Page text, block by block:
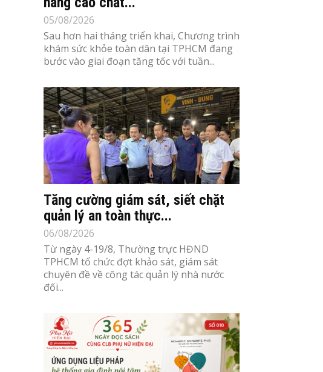
05/08/2026
Sau hơn hai tháng triển khai, Chương trình
khám sức khỏe toàn dân tại TPHCM đang
bước vào giai đoạn tăng tốc với tuần...
Tăng cường giám sát, siết chặt
quản lý an toàn thực...
06/08/2026
Từ ngày 4-19/8, Thường trực HĐND
TPHCM tổ chức đợt khảo sát, giám sát
chuyên đề về công tác quản lý nhà nước
đối...